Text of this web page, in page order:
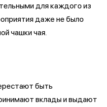
для каждого из
даже не было
чашки чая.
быть
вклады и выдают